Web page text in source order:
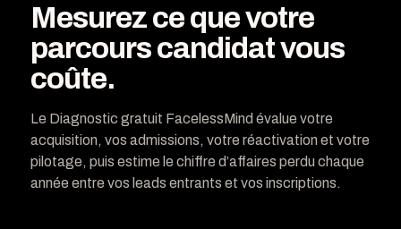
Mesurez ce que votre
parcours candidat vous
coûte.
Le Diagnostic gratuit FacelessMind évalue votre
acquisition, vos admissions, votre réactivation et votre
pilotage, puis estime le chiffre d’affaires perdu chaque
année entre vos leads entrants et vos inscriptions.